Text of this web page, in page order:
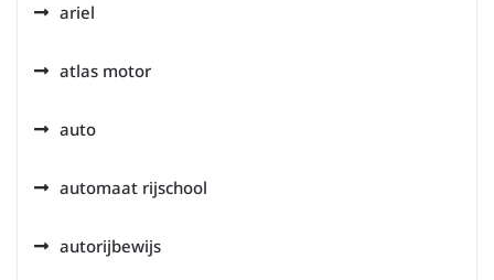
ariel
atlas motor
auto
automaat rijschool
autorijbewijs